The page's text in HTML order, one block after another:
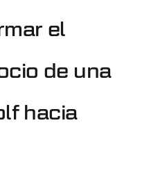
el
de una
hacia